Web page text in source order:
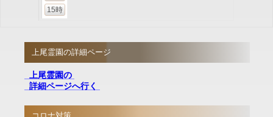
15時
上尾霊園の詳細ページ
上尾霊園の
詳細ページへ行く